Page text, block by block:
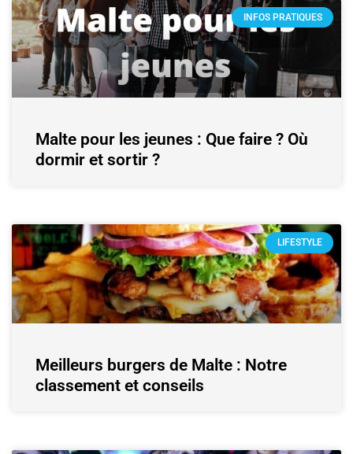
INFOS PRATIQUES
Malte pour les jeunes : Que faire ? Où
dormir et sortir ?
LIFESTYLE
Meilleurs burgers de Malte : Notre
classement et conseils